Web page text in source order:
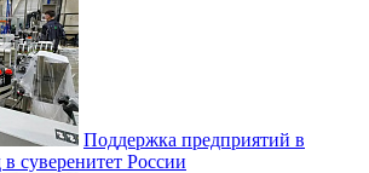
Поддержка предприятий в
суверенитет России